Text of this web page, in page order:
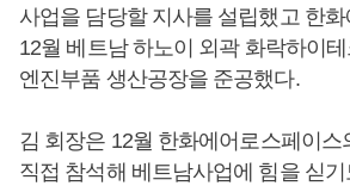
사업을 담당할 지사를 설립했고 한
12월 베트남 하노이 외곽 화락하이테
엔진부품 생산공장을 준공했다.
김 회장은 12월 한화에어로스페이스
직접 참석해 베트남사업에 힘을 싣기